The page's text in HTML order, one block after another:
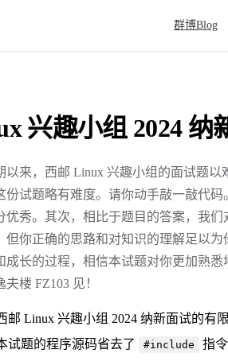
群博Blog
兴趣小组 2024 纳
以来，西邮 Linux 兴趣小组的面试题
份试题略有难度。请你动手敲一敲代
优秀。其次，相比于题目的答案，我
但你正确的思路和对知识的理解足以
成长的过程，相信本试题对你更加熟
楼 FZ103 见！
邮 Linux 兴趣小组 2024 纳新面试的有限
试题的程序源码省去了
#include
指令